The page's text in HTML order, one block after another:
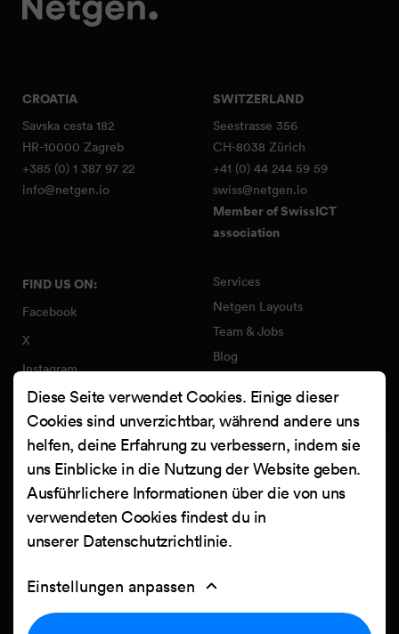
CROATIA
Savska cesta 182
HR-10000 Zagreb
+385 (0) 1 387 97 22
info@netgen.io
SWITZERLAND
Seestrasse 356
CH-8038 Zürich
+41 (0) 44 244 59 59
swiss@netgen.io
Member of SwissICT
association
FIND US ON:
Facebook
X
Instagram
LinkedIn
YouTube
Clutch
Services
Netgen Layouts
Team & Jobs
Blog
Netgen Stack für Ibexa/eZ
Platform
Arbeiten
Kontakt
Diese Seite verwendet Cookies. Einige dieser
Cookies sind unverzichtbar, während andere uns
helfen, deine Erfahrung zu verbessern, indem sie
uns Einblicke in die Nutzung der Website geben.
Ausführlichere Informationen über die von uns
verwendeten Cookies findest du in
unserer Datenschutzrichtlinie.
Einstellungen anpassen